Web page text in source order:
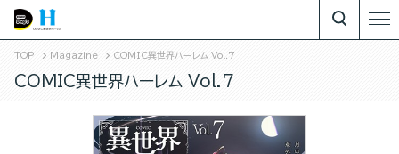
TOP Magazine COMIC異世界ハーレム Vol.7
COMIC異世界ハーレム Vol.7